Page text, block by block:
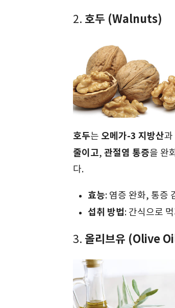
2. 호두 (Walnuts)
호두는 오메가-3 지방산과
줄이고, 관절염 통증을 완
다.
효능: 염증 완화, 통증
섭취 방법: 간식으로
3. 올리브유 (Olive